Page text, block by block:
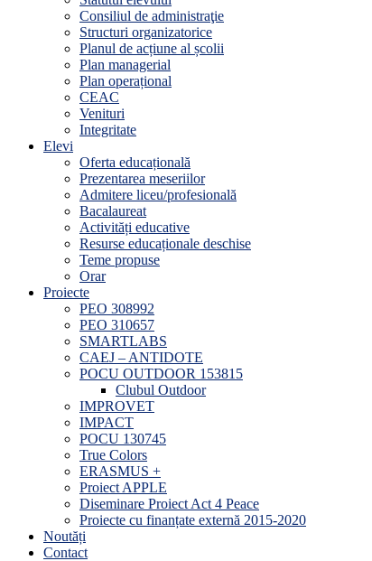
Consiliul de administraţie
Structuri organizatorice
Planul de acțiune al școlii
Plan managerial
Plan operațional
CEAC
Venituri
Integritate
Elevi
Oferta educațională
Prezentarea meseriilor
Admitere liceu/profesională
Bacalaureat
Activități educative
Resurse educaționale deschise
Teme propuse
Orar
Proiecte
PEO 308992
PEO 310657
SMARTLABS
CAEJ – ANTIDOTE
POCU OUTDOOR 153815
Clubul Outdoor
IMPROVET
IMPACT
POCU 130745
True Colors
ERASMUS +
Proiect APPLE
Diseminare Proiect Act 4 Peace
Proiecte cu finanțate externă 2015-2020
Noutăți
Contact